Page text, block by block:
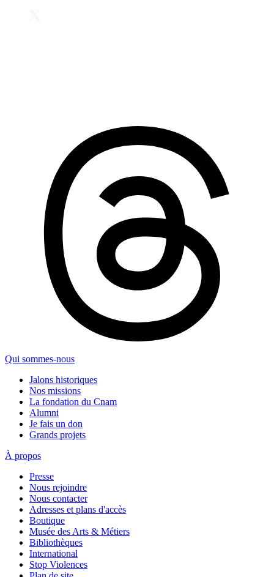
Qui sommes-nous
Jalons historiques
Nos missions
La fondation du Cnam
Alumni
Je fais un don
Grands projets
À propos
Presse
Nous rejoindre
Nous contacter
Adresses et plans d'accès
Boutique
Musée des Arts & Métiers
Bibliothèques
International
Stop Violences